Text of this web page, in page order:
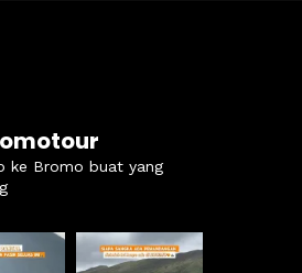
ke Bromo buat yang